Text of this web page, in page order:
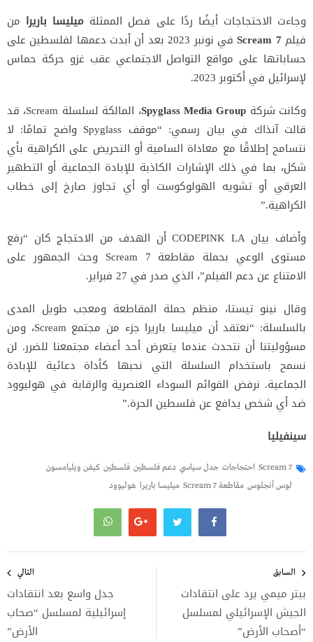
وجاءت الاحتجاجات أيضًا ردًا على فصل الممثلة ميليسا باريرا من
فيلم Scream 7
في نونبر 2023 بعد أن أبدت دعمها لفلسطين على
حساباتها على مواقع التواصل الاجتماعي عقب غزو حركة حماس
لإسرائيل في أكتوبر 2023.
وكانت شركة Spyglass Media Group
، المالكة لسلسلة Scream، قد
قالت آنذاك في بيان رسمي: “موقف Spyglass واضح تمامًا: لا
نتسامح إطلاقًا مع معاداة السامية أو التحريض على الكراهية بأي
شكل، بما في ذلك الإشارات الكاذبة للإبادة الجماعية أو التطهير
العرقي أو تشويه الهولوكوست أو أي تجاوز صارخ إلى خطاب
الكراهية.”
وأضاف بيان CODEPINK LA أن الهدف من الاحتجاج كان “رفع
مستوى الوعي بحملة مقاطعة Scream 7 وحث الجمهور على
الامتناع عن دعم الفيلم”، الذي صدر في 27 فبراير.
وقال نينو تيستا، منظم حملة المقاطعة ومعجب طويل المدى
بالسلسلة: “نعتقد أن ميليسا باريرا جزء من مجتمع Scream، ومن
مسؤوليتنا أن نتحدث عندما يتعرض أحد أعضاء مجتمعنا للضرر. لن
نسمح باستخدام السلسلة التي نحبها كأداة دعائية للإبادة
الجماعية. نرفض القوائم السوداء العنصرية والرقابة في هوليوود
ضد أي شخص يدافع عن فلسطين الحرة.”
سينفيليا
Scream 7 احتجاجات جدل سياسي دعم فلسطين فلسطين كيفن ويليامسون
لوس أنجلوس مقاطعة Scream 7 ميليسا باريرا هوليوود
المقالات
السابق
بيتر ميمي يرد على انتقادات
الجيش الإسرائيلي لمسلسل
“أصحاب الأرض”
التالي
جدل واسع بعد انتقادات
إسرائيلية لمسلسل “صحاب
الأرض”